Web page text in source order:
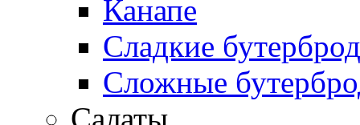
Канапе
Сладкие
Сложные